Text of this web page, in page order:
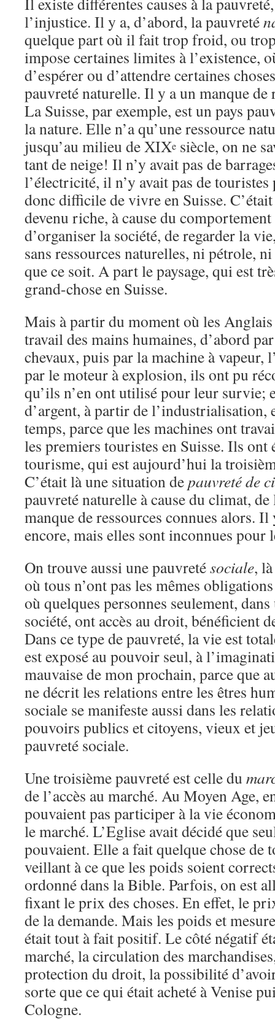
l’injustice. Il y a, d’abord, la pauvreté
quelque part où il fait trop froid, ou
impose certaines limites à l’existence,
d’espérer ou d’attendre certaines
pauvreté naturelle. Il y a un manque de
La Suisse, par exemple, est un pays
la nature. Elle n’a qu’une ressource
jusqu’au milieu de XIXe siècle, on ne
tant de neige! Il n’y avait pas de
l’électricité, il n’y avait pas de
donc difficile de vivre en Suisse.
devenu riche, à cause du
d’organiser la société, de regarder la
sans ressources naturelles, ni pétrole,
que ce soit. A part le paysage, qui est
grand-chose en Suisse.
Mais à partir du moment où les
travail des mains humaines, d’abord
chevaux, puis par la machine à vapeur,
par le moteur à explosion, ils ont pu
qu’ils n’en ont utilisé pour leur survie;
d’argent, à partir de l’industrialisation,
temps, parce que les machines ont
les premiers touristes en Suisse. Ils ont
tourisme, qui est aujourd’hui la
C’était là une situation depauvreté de
pauvreté naturelle à cause du climat,
manque de ressources connues alors. Il
encore, mais elles sont inconnues pour
On trouve aussi une pauvretésociale,
où tous n’ont pas les mêmes
où quelques personnes seulement,
société, ont accès au droit, bénéficient
Dans ce type de pauvreté, la vie est
est exposé au pouvoir seul, à
mauvaise de mon prochain, parce que
ne décrit les relations entre les êtres
sociale se manifeste aussi dans les
pouvoirs publics et citoyens, vieux et
pauvreté sociale.
Une troisième pauvreté est celle du
de l’accès au marché. Au Moyen Age,
pouvaient pas participer à la vie
le marché. L’Eglise avait décidé que
pouvaient. Elle a fait quelque chose de
veillant à ce que les poids soient
ordonné dans la Bible. Parfois, on est
fixant le prix des choses. En effet, le
de la demande. Mais les poids et
était tout à fait positif. Le côté négatif
marché, la circulation des
protection du droit, la possibilité
sorte que ce qui était acheté à Venise
Cologne.